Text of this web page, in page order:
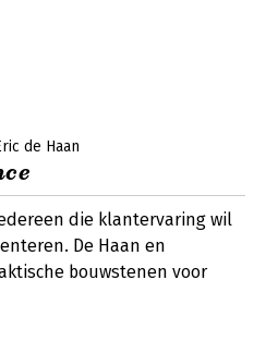
de Haan
die klantervaring wil
De Haan en
bouwstenen voor